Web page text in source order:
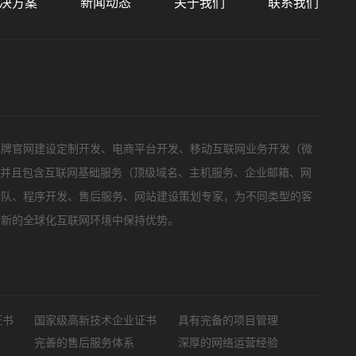
官网建设定制开发、电商平台开发、移动互联网业务开发（微
且包含互联网基础服务（顶级域名、主机服务、企业邮箱、网
、程序开发、售后服务、网站建设策划专家，为不同类型的客
的全球化互联网环境中保持优势。
国家级高新技术企业证书
具有完备的项目管理
完善的售后服务体系 深厚的网络运营经验